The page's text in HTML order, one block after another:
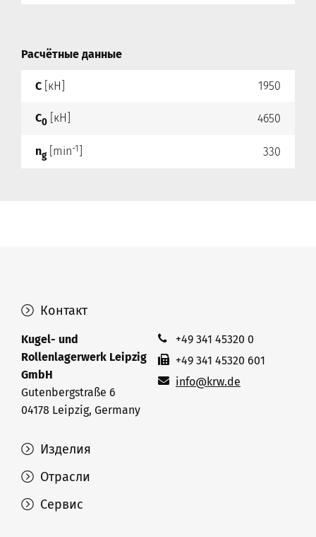
Расчётные данные
C [кН] 1950
C0 [кН] 4650
ng[min-1 330
Изделия
Отрасли
Сервис
Контакт
Kugel- und
Rollenlagerwerk Leipzig
GmbH
Gutenbergstraße 6
04178 Leipzig, Germany
+49 341 45320 0
+49 341 45320 601
info@krw.de